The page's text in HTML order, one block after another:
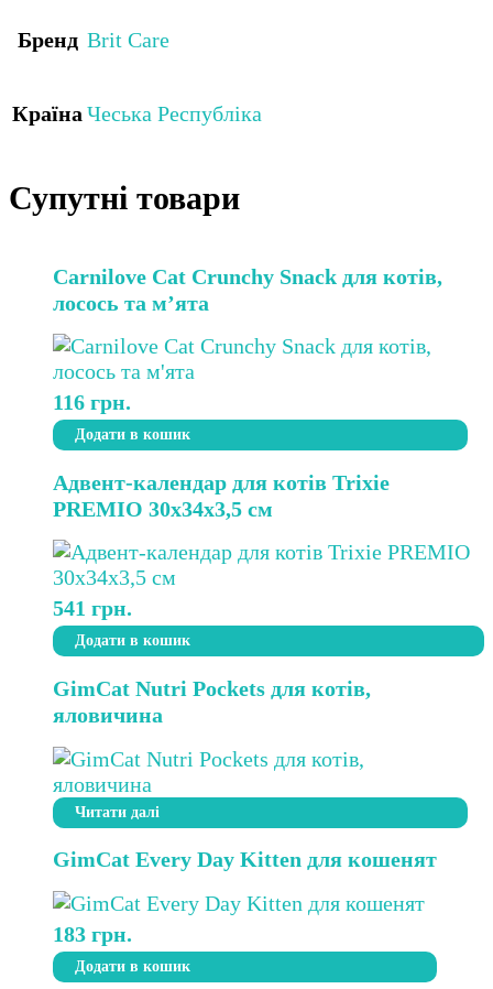
Бренд Brit Care
Країна Чеська Республіка
Супутні товари
Carnilove Cat Crunchy Snack для котів,
лосось та м’ята
116 грн.
Додати в кошик
Адвент-календар для котів Trixie
PREMIO 30х34х3,5 см
541 грн.
Додати в кошик
GimCat Nutri Pockets для котів,
яловичина
Читати далі
GimCat Every Day Kitten для кошенят
183 грн.
Додати в кошик